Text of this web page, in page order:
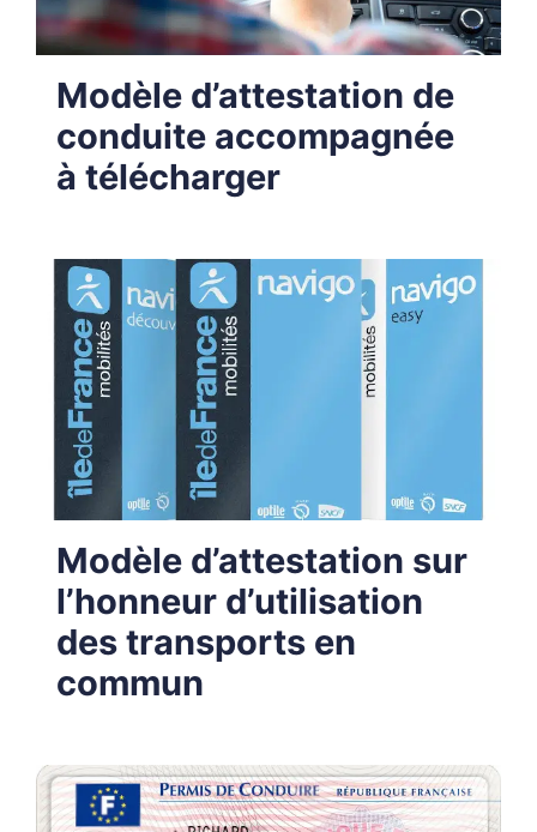
Modèle d’attestation de
conduite accompagnée
à télécharger
Modèle d’attestation sur
l’honneur d’utilisation
des transports en
commun